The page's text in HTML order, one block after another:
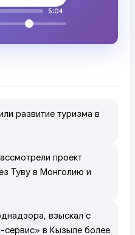
5:04
развитие туризма в
проект
Туву в Монголию и
взыскал с
сервис» в Кызыле более